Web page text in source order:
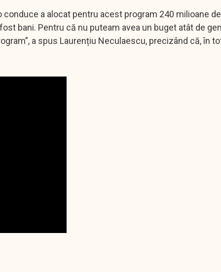
a alocat pentru acest program 240 milioane
bani. Pentru că nu puteam avea un buget atât de
a spus Laurențiu Neculaescu, precizând că, în